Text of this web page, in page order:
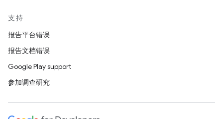
支持
报告平台错误
报告文档错误
Google Play support
参加调查研究